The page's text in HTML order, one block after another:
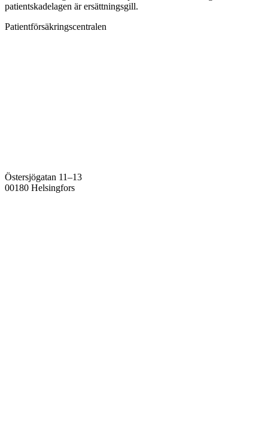
patientskadelagen är ersättningsgill.
Patientförsäkringscentralen
Östersjögatan 11–13
00180 Helsingfors